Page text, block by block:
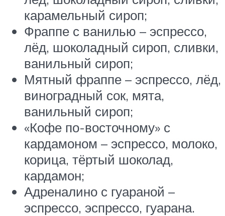
карамельный сироп;
Фраппе с ванилью – эспрессо,
лёд, шоколадный сироп, сливки,
ванильный сироп;
Мятный фраппе – эспрессо, лёд,
виноградный сок, мята,
ванильный сироп;
«Кофе по-восточному» с
кардамоном – эспрессо, молоко,
корица, тёртый шоколад,
кардамон;
Адреналино с гуараной –
эспрессо, эспрессо, гуарана.